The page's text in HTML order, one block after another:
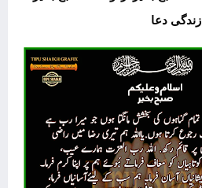
زندگی دعا